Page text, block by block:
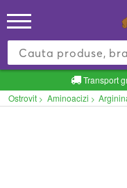
Transport
Ostrovit > Aminoacizi >